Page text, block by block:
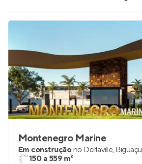
Montenegro Marine
Em construçãono Deltaville, Biguaçu
150 a 559 m²